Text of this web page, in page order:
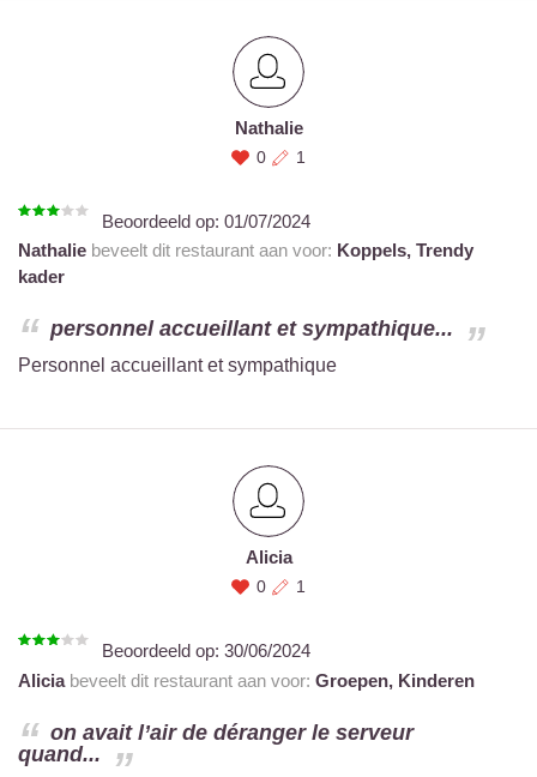
Nathalie
0 1
Beoordeeld op: 01/07/2024
Nathalie beveelt dit restaurant aan voor: Koppels, Trendy
kader
personnel accueillant et sympathique...
Personnel accueillant et sympathique
Alicia
0 1
Beoordeeld op: 30/06/2024
Aliciabeveelt dit restaurant aan voor: Groepen, Kinderen
on avait l’air de déranger le serveur
quand...